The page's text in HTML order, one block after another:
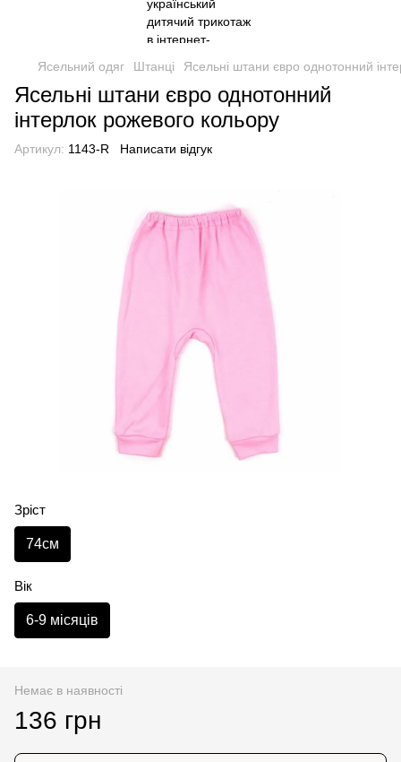
Ясельний одяг Штанці Ясельні штани євро однотонний
Ясельні штани євро однотонний
інтерлок рожевого кольору
Артикул: 1143-R Написати відгук
Зріст
74см
Вік
6-9 місяців
Немає в наявності
136 грн